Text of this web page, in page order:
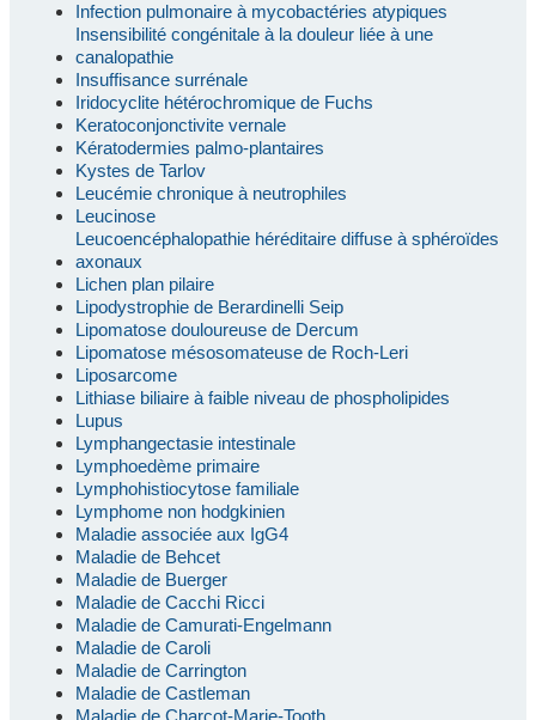
Infection pulmonaire à mycobactéries atypiques
Insensibilité congénitale à la douleur liée à une
canalopathie
Insuffisance surrénale
Iridocyclite hétérochromique de Fuchs
Keratoconjonctivite vernale
Kératodermies palmo-plantaires
Kystes de Tarlov
Leucémie chronique à neutrophiles
Leucinose
Leucoencéphalopathie héréditaire diffuse à sphéroïdes
axonaux
Lichen plan pilaire
Lipodystrophie de Berardinelli Seip
Lipomatose douloureuse de Dercum
Lipomatose mésosomateuse de Roch-Leri
Liposarcome
Lithiase biliaire à faible niveau de phospholipides
Lupus
Lymphangectasie intestinale
Lymphoedème primaire
Lymphohistiocytose familiale
Lymphome non hodgkinien
Maladie associée aux IgG4
Maladie de Behcet
Maladie de Buerger
Maladie de Cacchi Ricci
Maladie de Camurati-Engelmann
Maladie de Caroli
Maladie de Carrington
Maladie de Castleman
Maladie de Charcot-Marie-Tooth